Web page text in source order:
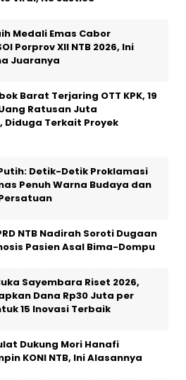
Medali Emas Cabor
Porprov XII NTB 2026, Ini
Juaranya
Barat Terjaring OTT KPK, 19
Ratusan Juta
Diduga Terkait Proyek
Detik-Detik Proklamasi
Penuh Warna Budaya dan
NTB Nadirah Soroti Dugaan
Pasien Asal Bima-Dompu
Sayembara Riset 2026,
Dana Rp30 Juta per
15 Inovasi Terbaik
Dukung Mori Hanafi
KONI NTB, Ini Alasannya